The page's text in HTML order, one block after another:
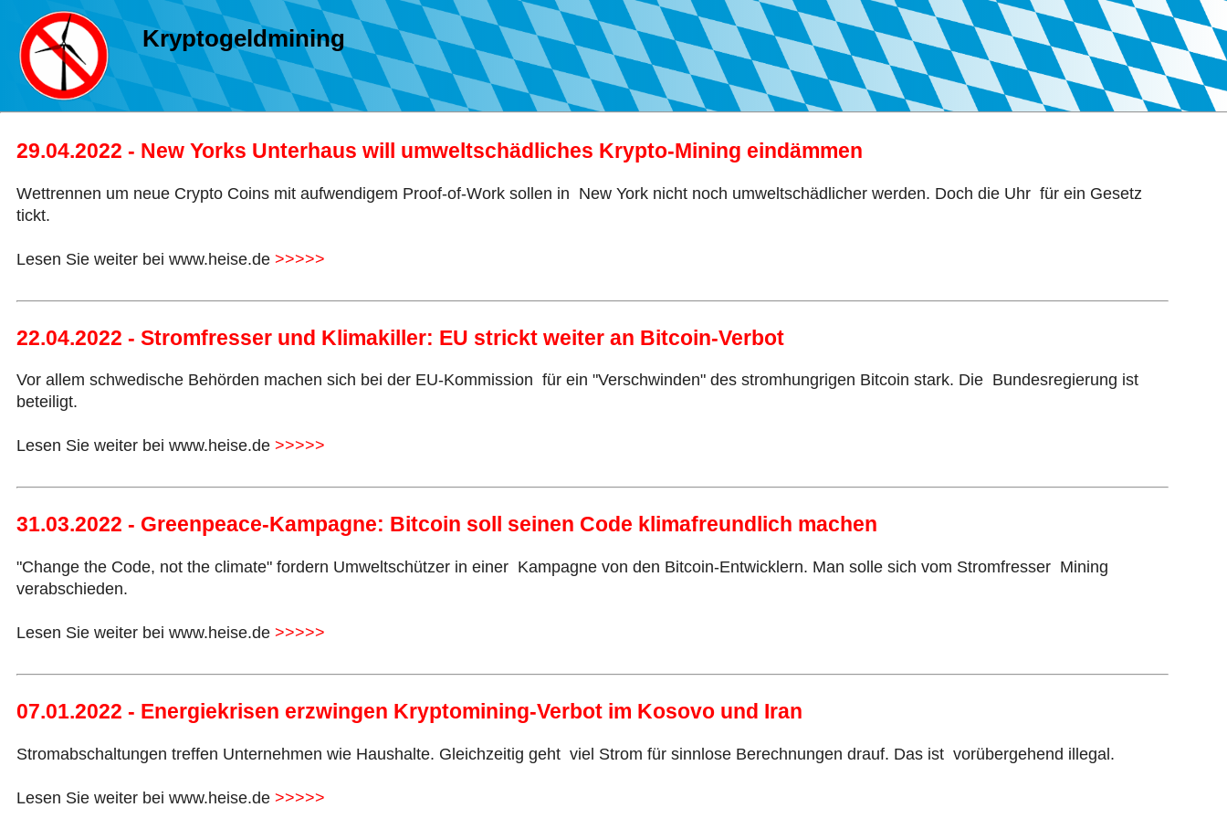
Kryptogeldmining
29.04.2022 - New Yorks Unterhaus will umweltschädliches Krypto-Mining eindämmen
Wettrennen um neue Crypto Coins mit aufwendigem Proof-of-Work sollen in New York nicht noch umweltschädlicher werden. Doch die Uhr für ein Gesetz
tickt.
Lesen Sie weiter bei www.heise.de >>>>>
22.04.2022 - Stromfresser und Klimakiller: EU strickt weiter an Bitcoin-Verbot
Vor allem schwedische Behörden machen sich bei der EU-Kommission für ein "Verschwinden" des stromhungrigen Bitcoin stark. Die Bundesregierung ist
beteiligt.
Lesen Sie weiter bei www.heise.de >>>>>
31.03.2022 - Greenpeace-Kampagne: Bitcoin soll seinen Code klimafreundlich machen
"Change the Code, not the climate" fordern Umweltschützer in einer Kampagne von den Bitcoin-Entwicklern. Man solle sich vom Stromfresser Mining
verabschieden.
Lesen Sie weiter bei www.heise.de >>>>>
07.01.2022 - Energiekrisen erzwingen Kryptomining-Verbot im Kosovo und Iran
Stromabschaltungen treffen Unternehmen wie Haushalte. Gleichzeitig geht viel Strom für sinnlose Berechnungen drauf. Das ist vorübergehend illegal.
Lesen Sie weiter bei www.heise.de >>>>>